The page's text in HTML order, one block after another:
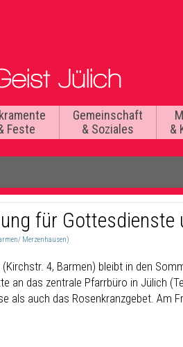
Feste
Gemeinschaft
& Soziales
&
für Gottesdienste
Merzenhausen)
(Kirchstr. 4, Barmen) bleibt in den
an das zentrale Pfarrbüro in Jülich
als auch das Rosenkranzgebet. Am